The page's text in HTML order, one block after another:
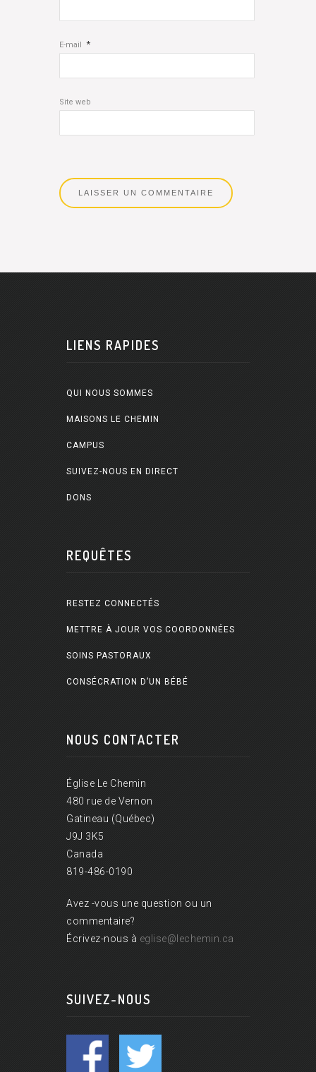
E-mail *
Site web
LIENS RAPIDES
QUI NOUS SOMMES
MAISONS LE CHEMIN
CAMPUS
SUIVEZ-NOUS EN DIRECT
DONS
REQUÊTES
RESTEZ CONNECTÉS
METTRE À JOUR VOS COORDONNÉES
SOINS PASTORAUX
CONSÉCRATION D’UN BÉBÉ
NOUS CONTACTER
Église Le Chemin
480 rue de Vernon
Gatineau (Québec)
J9J 3K5
Canada
819-486-0190
Avez -vous une question ou un
commentaire?
Écrivez-nous à eglise@lechemin.ca
SUIVEZ-NOUS